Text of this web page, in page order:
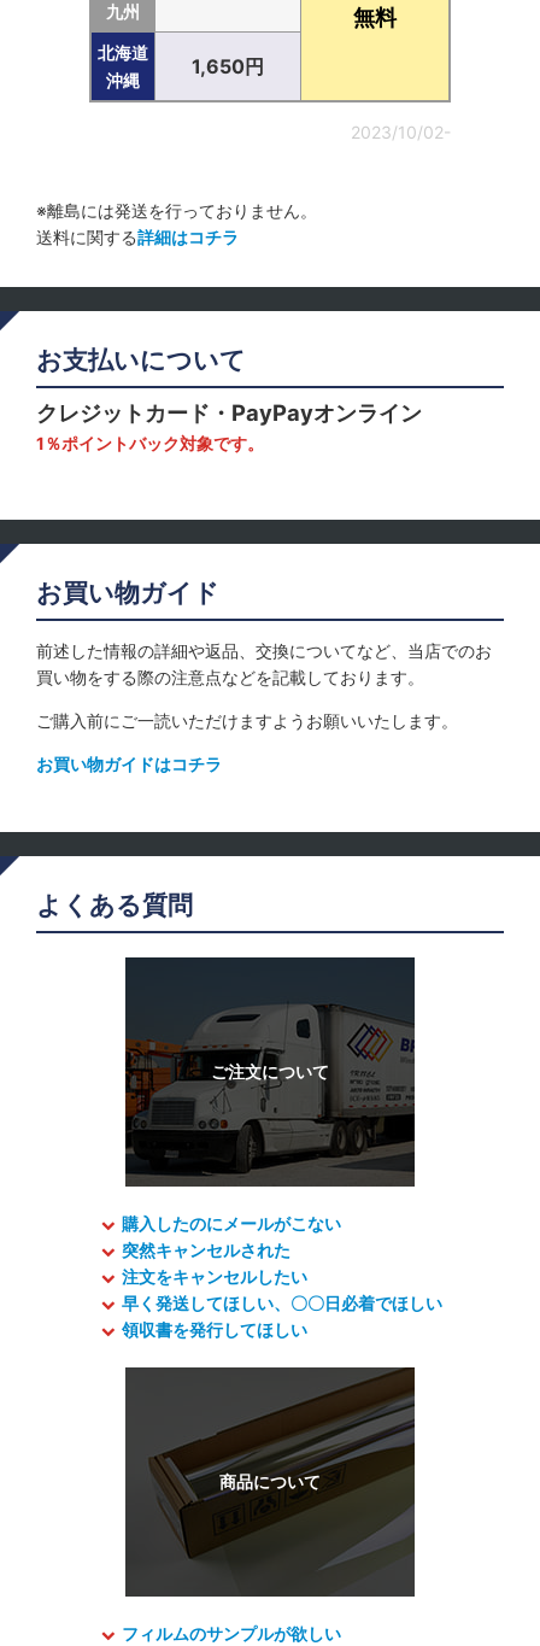
九州
無料
北海道
沖縄
1,650円
2023/10/02-
※離島には発送を行っておりません。
送料に関する詳細はコチラ
お支払いについて
クレジットカード・PayPayオンライン
1％ポイントバック対象です。
お買い物ガイド
前述した情報の詳細や返品、交換についてなど、当店でのお
買い物をする際の注意点などを記載しております。
ご購入前にご一読いただけますようお願いいたします。
お買い物ガイドはコチラ
よくある質問
購入したのにメールがこない
突然キャンセルされた
注文をキャンセルしたい
早く発送してほしい、〇〇日必着でほしい
領収書を発行してほしい
フィルムのサンプルが欲しい